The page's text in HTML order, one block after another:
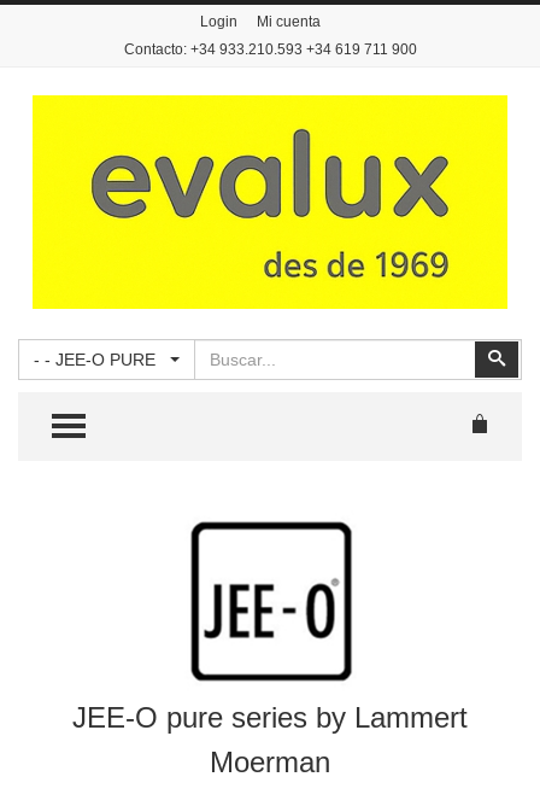
Login
Mi cuenta
Contacto: +34 933.210.593 +34 619 711 900
- - JEE-O PURE
TOGGLE MENU
JEE-O pure series by Lammert
Moerman